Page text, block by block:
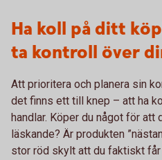
Ha koll på ditt
ta kontroll över
Att prioritera och planera sin
det finns ett till knep – att ha
handlar. Köper du något för
läskande? Är produkten
stor röd skylt att du faktiskt